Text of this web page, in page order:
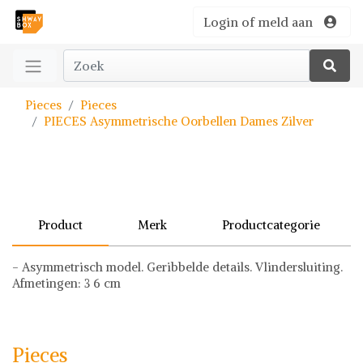
Login of meld aan
Pieces
Pieces
PIECES Asymmetrische Oorbellen Dames Zilver
Product Merk Productcategorie
- Asymmetrisch model. Geribbelde details. Vlindersluiting.
Afmetingen: 3 6 cm
Oorbellen zijn een tijdloze en veelzijdige accessoire die
Pieces